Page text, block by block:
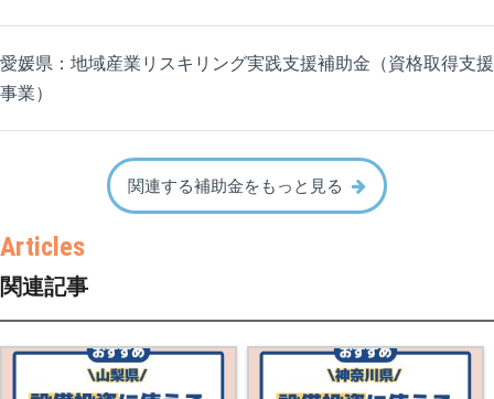
愛媛県：地域産業リスキリング実践支援補助金（資格取得支援
事業）
関連する補助金をもっと見る
関連記事